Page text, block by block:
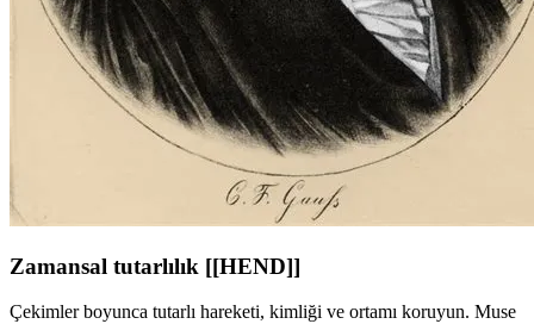
Zamansal tutarlılık [[HEND]]
Çekimler boyunca tutarlı hareketi, kimliği ve ortamı koruyun. Muse